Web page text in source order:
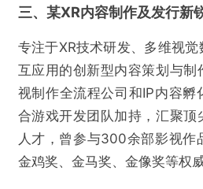
三、 某XR内容制作及发行新
专注于XR技术研发、多维视
互应用的创新型内容策划与制
视制作全流程公司和IP内容孵
合游戏开发团队加持，汇聚顶
人才，曾参与300余部影视作
金鸡奖、金马奖、金像奖等权威